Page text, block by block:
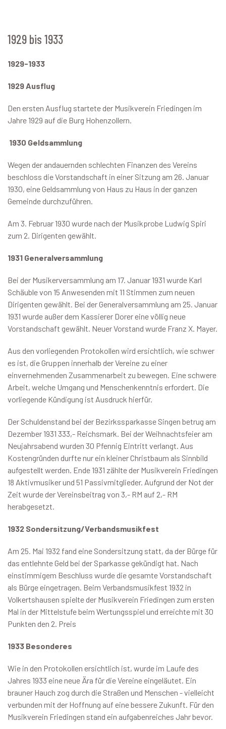
1929 bis 1933
1929-1933
1929 Ausflug
Den ersten Ausflug startete der Musikverein Friedingen im
Jahre 1929 auf die Burg Hohenzollern.
1930 Geldsammlung
Wegen der andauernden schlechten Finanzen des Vereins
beschloss die Vorstandschaft in einer Sitzung am 26. Januar
1930, eine Geldsammlung von Haus zu Haus in der ganzen
Gemeinde durchzuführen.
Am 3. Februar 1930 wurde nach der Musikprobe Ludwig Spiri
zum 2. Dirigenten gewählt.
1931 Generalversammlung
Bei der Musikerversammlung am 17. Januar 1931 wurde Karl
Schäuble von 15 Anwesenden mit 11 Stimmen zum neuen
Dirigenten gewählt. Bei der Generalversammlung am 25. Januar
1931 wurde außer dem Kassierer Dorer eine völlig neue
Vorstandschaft gewählt. Neuer Vorstand wurde Franz X. Mayer.
Aus den vorliegenden Protokollen wird ersichtlich, wie schwer
es ist, die Gruppen innerhalb der Vereine zu einer
einvernehmenden Zusammenarbeit zu bewegen. Eine schwere
Arbeit, welche Umgang und Menschenkenntnis erfordert. Die
vorliegende Kündigung ist Ausdruck hierfür.
Der Schuldenstand bei der Bezirkssparkasse Singen betrug am
Dezember 1931 333,- Reichsmark. Bei der Weihnachtsfeier am
Neujahrsabend wurden 30 Pfennig Eintritt verlangt. Aus
Kostengründen durfte nur ein kleiner Christbaum als Sinnbild
aufgestellt werden. Ende 1931 zählte der Musikverein Friedingen
18 Aktivmusiker und 51 Passivmitglieder. Aufgrund der Not der
Zeit wurde der Vereinsbeitrag von 3,- RM auf 2,- RM
herabgesetzt.
1932 Sondersitzung/Verbandsmusikfest
Am 25. Mai 1932 fand eine Sondersitzung statt, da der Bürge für
das entlehnte Geld bei der Sparkasse gekündigt hat. Nach
einstimmigem Beschluss wurde die gesamte Vorstandschaft
als Bürge eingetragen. Beim Verbandsmusikfest 1932 in
Volkertshausen spielte der Musikverein Friedingen zum ersten
Mal in der Mittelstufe beim Wertungsspiel und erreichte mit 30
Punkten den 2. Preis
1933 Besonderes
Wie in den Protokollen ersichtlich ist, wurde im Laufe des
Jahres 1933 eine neue Ära für die Vereine eingeläutet. Ein
brauner Hauch zog durch die Straßen und Menschen - vielleicht
verbunden mit der Hoffnung auf eine bessere Zukunft. Für den
Musikverein Friedingen stand ein aufgabenreiches Jahr bevor.